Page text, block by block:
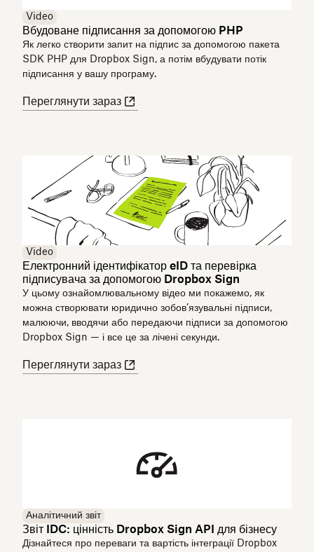
Video
Вбудоване підписання за допомогою PHP
Як легко створити запит на підпис за допомогою пакета
SDK PHP для Dropbox Sign, а потім вбудувати потік
підписання у вашу програму.
Переглянути зараз
Video
Електронний ідентифікатор eID та перевірка
підписувача за допомогою Dropbox Sign
У цьому ознайомлювальному відео ми покажемо, як
можна створювати юридично зобов’язувальні підписи,
малюючи, вводячи або передаючи підписи за допомогою
Dropbox Sign — і все це за лічені секунди.
Переглянути зараз
Аналітичний звіт
Звіт IDC: цінність Dropbox Sign API для бізнесу
Дізнайтеся про переваги та вартість інтеграції Dropbox